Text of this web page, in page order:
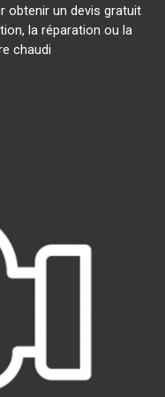
obtenir un devis gratuit
la réparation ou la
chaudi